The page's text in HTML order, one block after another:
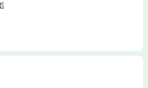
トックス▼著者紹介五十嵐康彦1941
師。1954年頃より、ヒマラヤの聖者ヨ
年、沖正弘氏に師事。本格的なヨー
・アジア諸国をめぐり、「ゾーンセラ
研究に邁進している。